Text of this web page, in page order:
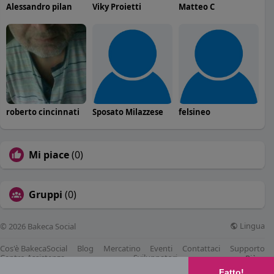
Alessandro pilan Viky Proietti Matteo C
roberto cincinnati Sposato Milazzese felsineo
Mi piace(0)
Gruppi (0)
© 2026 Bakeca Social Lingua
Cos'è BakecaSocial Blog Mercatino Eventi Contattaci
Supporto
Centro Assistenza
Sviluppatori Più